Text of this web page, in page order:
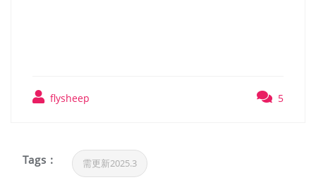
flysheep 5
Tags : 需更新2025.3